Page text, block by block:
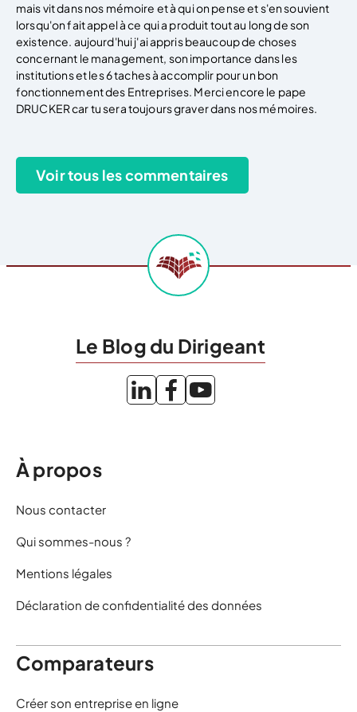
mais vit dans nos mémoire et à qui on pense et s'en souvient
lorsqu'on fait appel à ce qui a produit tout au long de son
existence. aujourd'hui j'ai appris beaucoup de choses
concernant le management, son importance dans les
institutions et les 6 taches à accomplir pour un bon
fonctionnement des Entreprises. Merci encore le pape
DRUCKER car tu sera toujours graver dans nos mémoires.
Le Blog du Dirigeant
À propos
Nous contacter
Qui sommes-nous ?
Mentions légales
Déclaration de confidentialité des données
Comparateurs
Créer son entreprise en ligne